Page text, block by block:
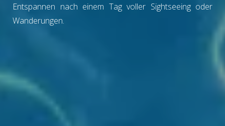
Entspannen nach einem Tag voller Sightseeing oder
Wanderungen.